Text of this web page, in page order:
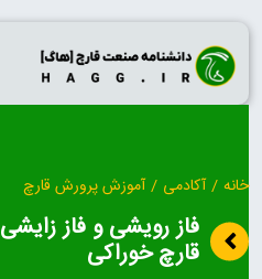
Skip
content
خانه / آکادمی / آموزش پرورش قارچ
فاز رویشی و فاز زایشی
قارچ خوراکی